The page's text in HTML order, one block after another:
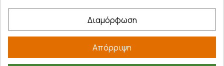
Τρόποι παραγγελίας
Έξοδα αποστολής
Διαμόρφωση
Απόρριψη